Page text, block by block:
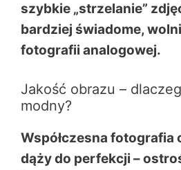
szybkie „strzelanie”
bardziej świadome,
fotografii analogowej.
Jakość obrazu –
modny?
Współczesna fotografia
dąży do perfekcji –